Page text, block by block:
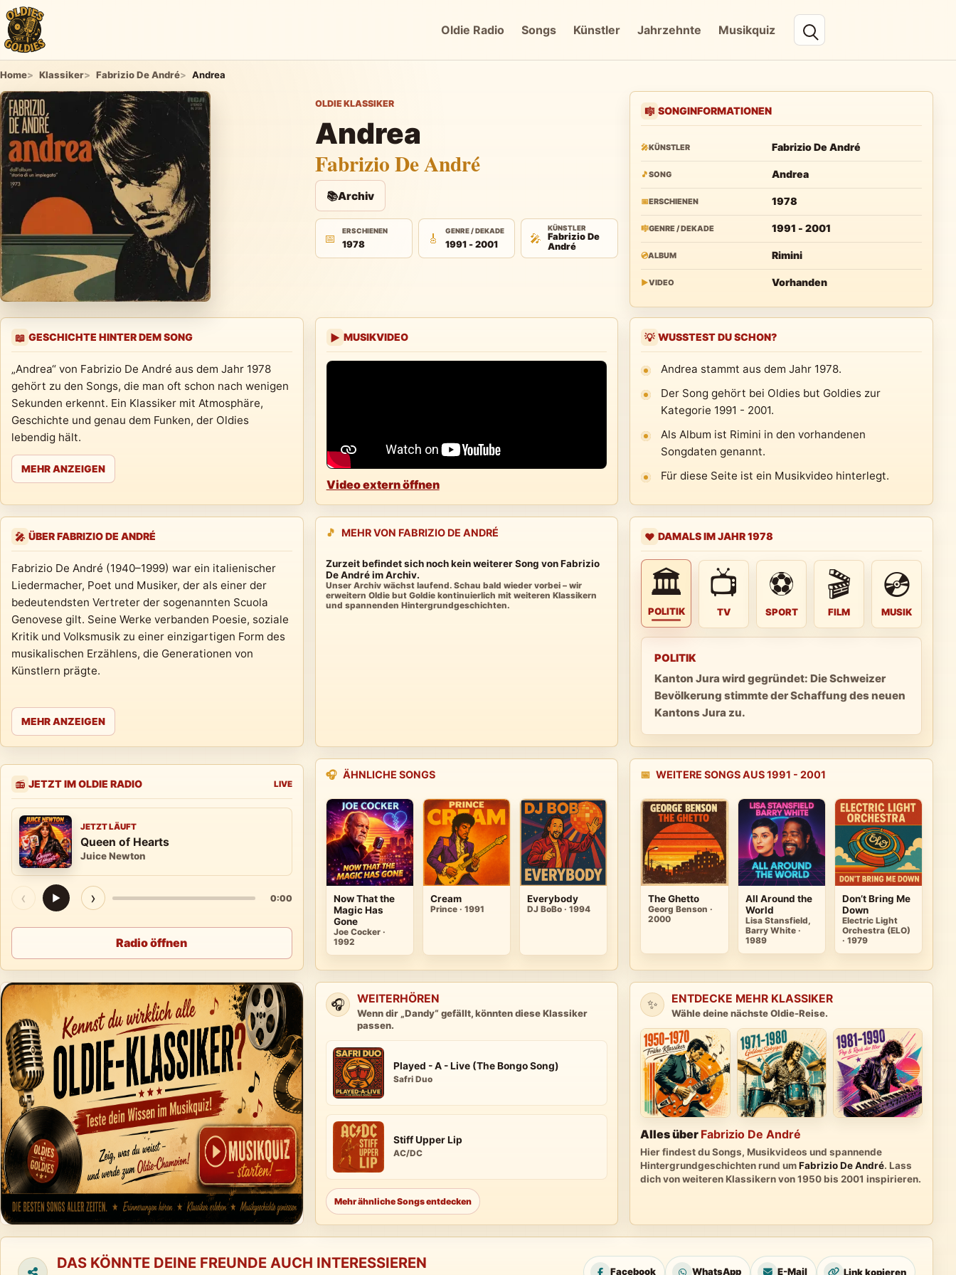
Oldie Radio Songs Künstler Jahrzehnte Musikquiz
Home Klassiker Fabrizio De André Andrea
OLDIE KLASSIKER
Andrea
Fabrizio De André
📚Archiv
📅
ERSCHIENEN
1978 🎸
GENRE / DEKADE
1991 - 2001 🎤
KÜNSTLER
Fabrizio De
André
🎼 SONGINFORMATIONEN
🎤KÜNSTLER Fabrizio De André
🎵SONG Andrea
📅ERSCHIENEN 1978
🎼GENRE / DEKADE 1991 - 2001
💿ALBUM Rimini
▶VIDEO Vorhanden
📖 GESCHICHTE HINTER DEM SONG
„Andrea“ von Fabrizio De André aus dem Jahr 1978
gehört zu den Songs, die man oft schon nach wenigen
Sekunden erkennt. Ein Klassiker mit Atmosphäre,
Geschichte und genau dem Funken, der Oldies
lebendig hält.
MEHR ANZEIGEN
▶ MUSIKVIDEO
Video extern öffnen
💡 WUSSTEST DU SCHON?
Andrea stammt aus dem Jahr 1978.
Der Song gehört bei Oldies but Goldies zur
Kategorie 1991 - 2001.
Als Album ist Rimini in den vorhandenen
Songdaten genannt.
Für diese Seite ist ein Musikvideo hinterlegt.
🎤 ÜBER FABRIZIO DE ANDRÉ
Fabrizio De André (1940–1999) war ein italienischer
Liedermacher, Poet und Musiker, der als einer der
bedeutendsten Vertreter der sogenannten Scuola
Genovese gilt. Seine Werke verbanden Poesie, soziale
Kritik und Volksmusik zu einer einzigartigen Form des
musikalischen Erzählens, die Generationen von
Künstlern prägte.
MEHR ANZEIGEN
🎵 MEHR VON FABRIZIO DE ANDRÉ
Zurzeit befindet sich noch kein weiterer Song von Fabrizio
De André im Archiv.
Unser Archiv wächst laufend. Schau bald wieder vorbei – wir
erweitern Oldie but Goldie kontinuierlich mit weiteren Klassikern
und spannenden Hintergrundgeschichten.
❤️ DAMALS IM JAHR 1978
🏛
POLITIK
📺
TV
⚽
SPORT
🎬
FILM
💿
MUSIK
POLITIK
Kanton Jura wird gegründet: Die Schweizer
Bevölkerung stimmte der Schaffung des neuen
Kantons Jura zu.
📻 JETZT IM OLDIE RADIO LIVE
JETZT LÄUFT
Queen of Hearts
Juice Newton
‹ ▶ › 0:00
Radio öffnen
🎧 ÄHNLICHE SONGS
Now That the
Magic Has
Gone
Joe Cocker ·
1992
Cream
Prince · 1991
Everybody
DJ BoBo · 1994
📅 WEITERE SONGS AUS 1991 - 2001
The Ghetto
Georg Benson ·
2000
All Around the
World
Lisa Stansfield,
Barry White ·
1989
Don’t Bring Me
Down
Electric Light
Orchestra (ELO)
· 1979
🎧 WEITERHÖREN
Wenn dir „Dandy“ gefällt, könnten diese Klassiker
passen.
Played - A - Live (The Bongo Song)
Safri Duo
Stiff Upper Lip
AC/DC
Mehr ähnliche Songs entdecken
✨ ENTDECKE MEHR KLASSIKER
Wähle deine nächste Oldie-Reise.
Alles über Fabrizio De André
Hier findest du Songs, Musikvideos und spannende
Hintergrundgeschichten rund umFabrizio De André. Lass
dich von weiteren Klassikern von 1950 bis 2001 inspirieren.
DAS KÖNNTE DEINE FREUNDE AUCH INTERESSIEREN Facebook WhatsApp E-Mail Link kopieren